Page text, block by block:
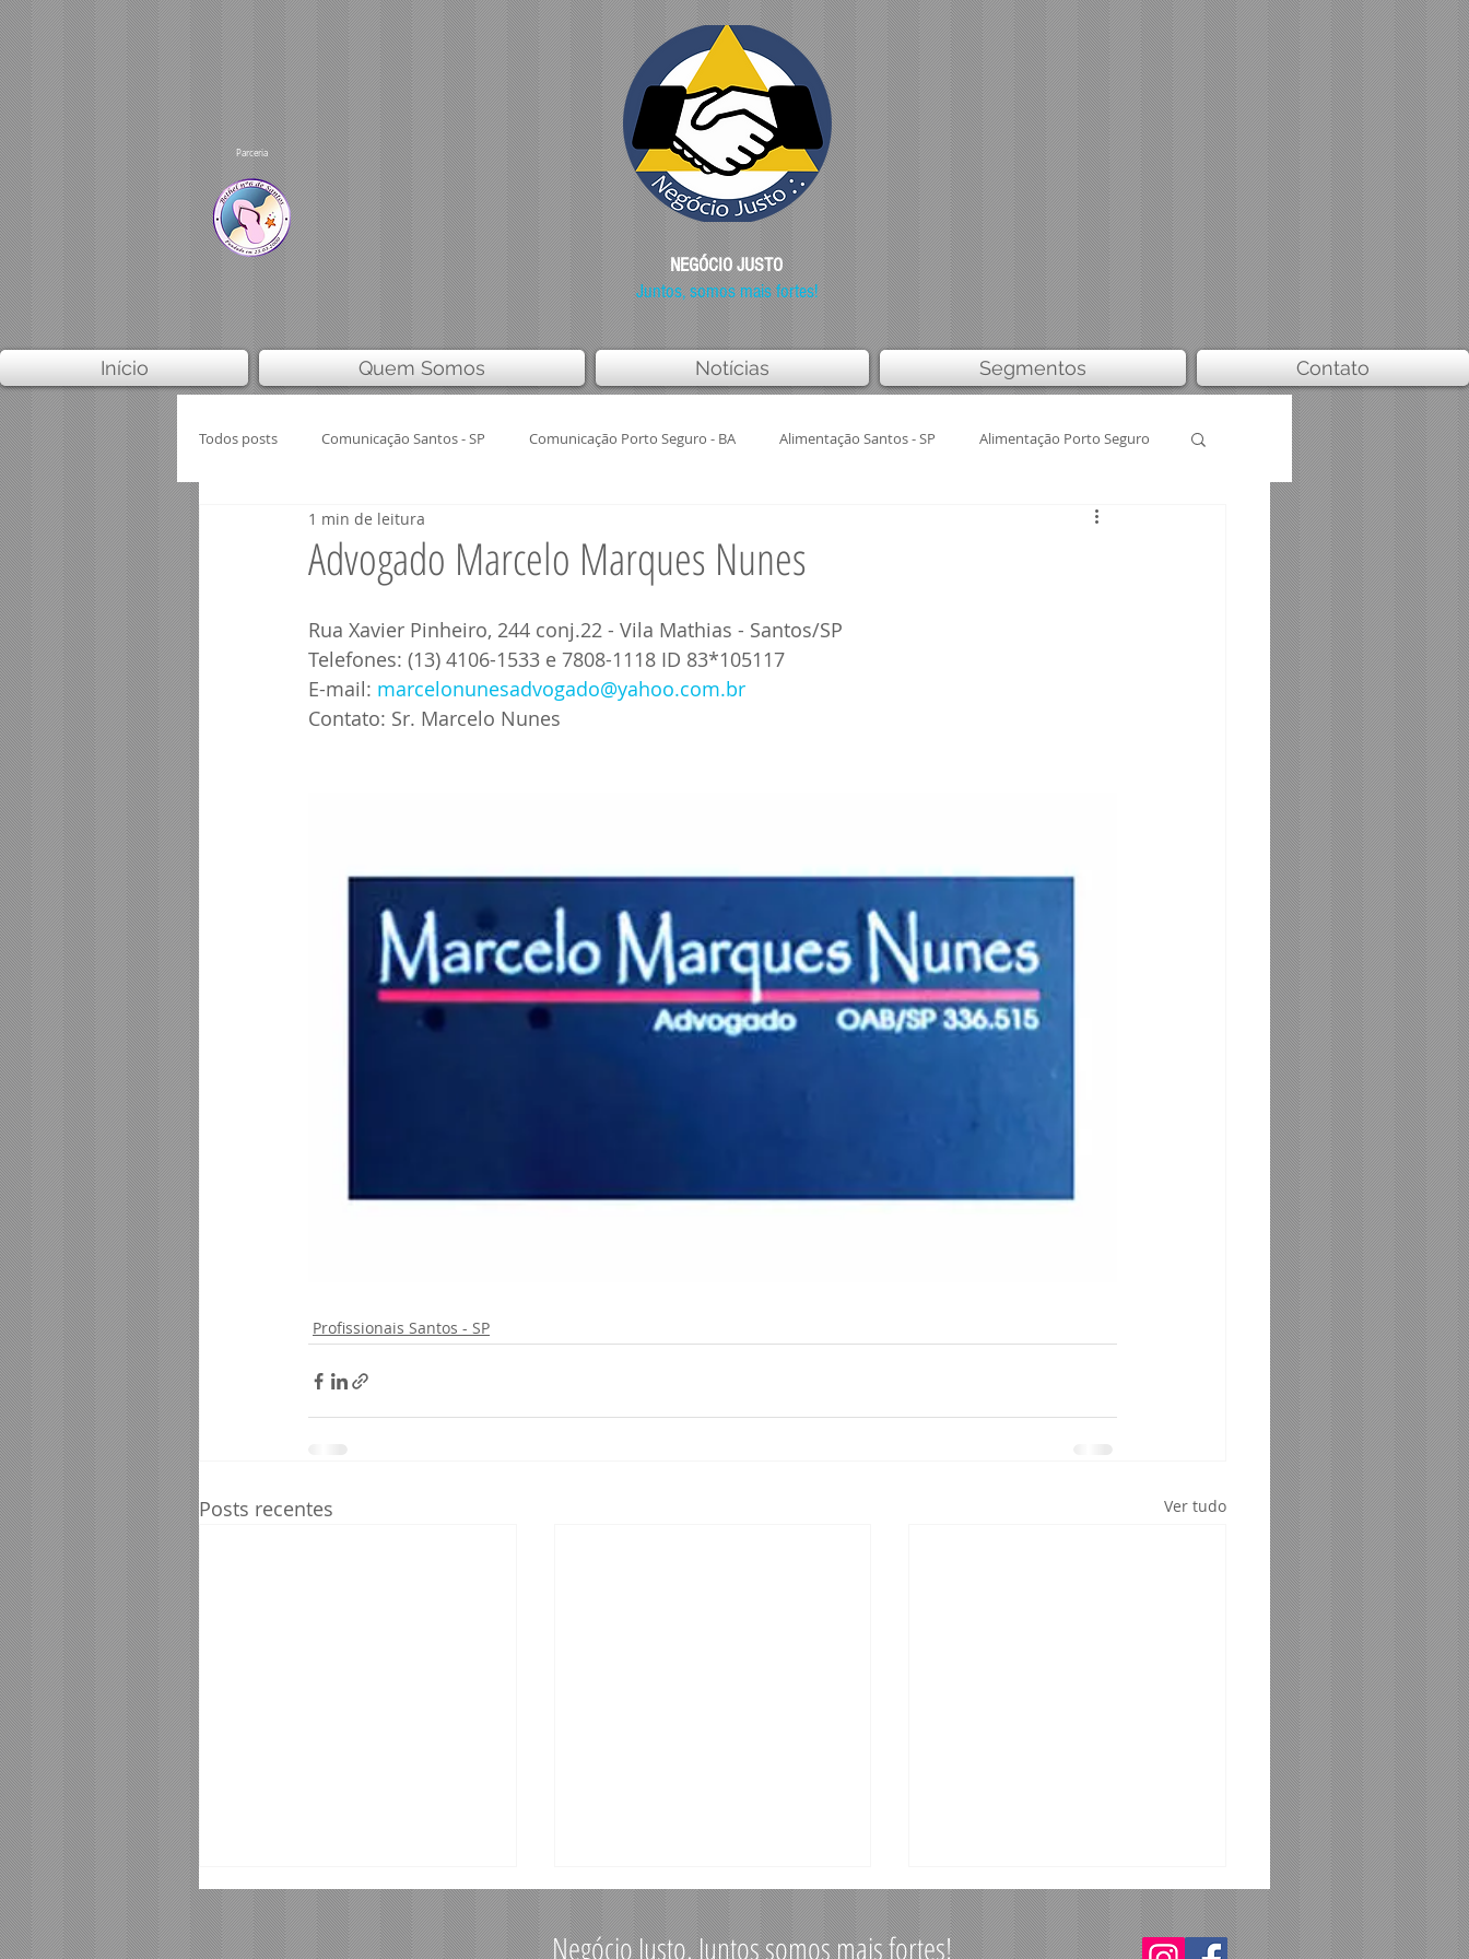
Parceria
NEGÓCIO JUSTO
Juntos, somos mais fortes!
Início Quem Somos Notícias Segmentos Contato
Todos posts Comunicação Santos - SP Comunicação Porto Seguro - BA Alimentação Santos - SP Alimentação Porto Seguro
Veículos Santos - SP Veículos Porto Seguro BA Telefonia Santos - SP
Contabilidade Porto Segur Informática Santos - SP Informática Porto Seguro
Imóveis Porto Seguro BA Saúde Santos - SP Saúde Porto Seguro - BA Profissionais Santos - SP
Profissionais Porto Segur Comércio Santos - SP Comércio Porto Seguro BA Serviços Porto Seguro BA
Advogado Marcelo Marques Nunes
1 min de leitura
Rua Xavier Pinheiro, 244 conj.22 - Vila Mathias - Santos/SP
Telefones: (13) 4106-1533 e 7808-1118 ID 83*105117
E-mail: marcelonunesadvogado@yahoo.com.br
Contato: Sr. Marcelo Nunes
Profissionais Santos - SP
Posts recentes Ver tudo
Negócio Justo. Juntos somos mais fortes!